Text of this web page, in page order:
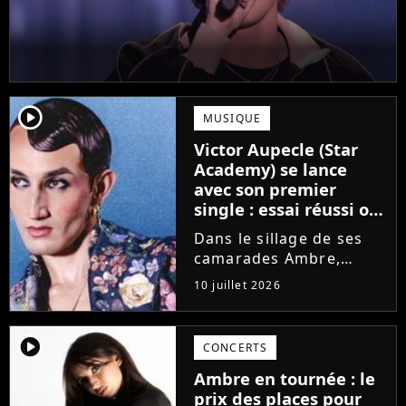
player2 MUSIQUE
Victor Aupecle (Star
Academy) se lance
avec son premier
single : essai réussi ou
manqué ? Voici notre
avis !
Dans le sillage de ses
camarades Ambre,
Bastiaan ou Melissa,
Victor Aupecle lance
son projet musical ce
vendredi 10 juillet avec
la parution du single Je
fais de mon mieux. Le
demi-finaliste...
10 juillet 2026
player2 CONCERTS
Ambre en tournée : le
prix des places pour